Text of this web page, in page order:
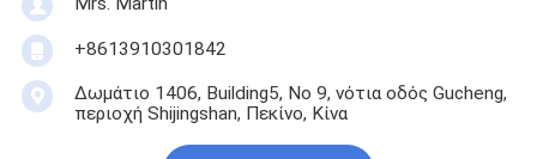
+8613910301842
Δωμάτιο 1406, Building5, Νο 9, νότια οδός Gucheng,
περιοχή Shijingshan, Πεκίνο, Κίνα